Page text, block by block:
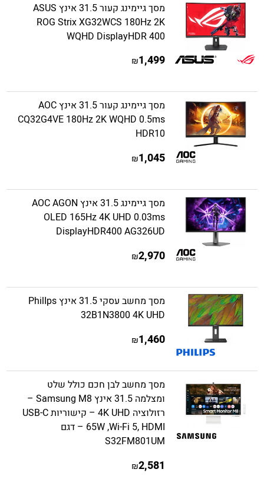
מסך גיימינג קעור 31.5 אינץ ASUS
ROG Strix XG32WCS 180Hz 2K
WQHD DisplayHDR 400
1,499
₪
מסך גיימינג קעור 31.5 אינץ AOC
CQ32G4VE 180Hz 2K WQHD 0.5ms
HDR10
1,045
₪
מסך גיימינג 31.5 אינץ AOC AGON
OLED 165Hz 4K UHD 0.03ms
DisplayHDR400 AG326UD
2,970
₪
מסך מחשב עסקי 31.5 אינץ PhilIps
32B1N3800 4K UHD
1,460
₪
מסך מחשב לבן חכם כולל שלט
ומצלמה 31.5 אינץ Samsung M8 –
רזולוציה 4K UHD – קישוריות USB-C
65W ,Wi-Fi 5, HDMI – דגם
S32FM801UM
2,581
₪